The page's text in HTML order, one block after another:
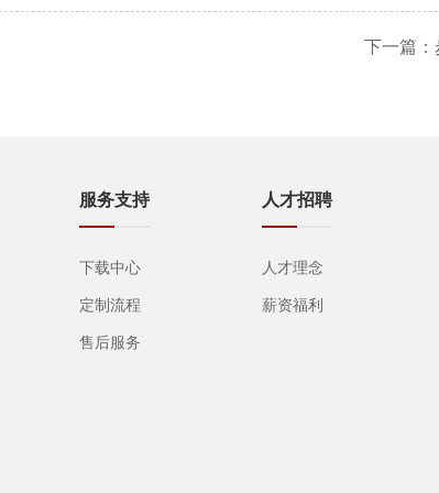
下一篇：
服务支持
下载中心
定制流程
售后服务
人才招聘
人才理念
薪资福利